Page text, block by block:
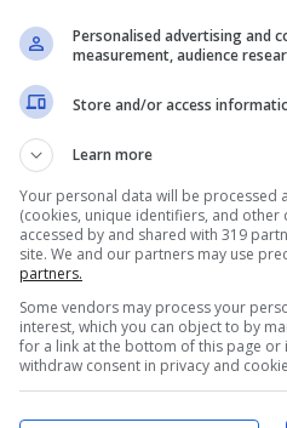
buon ciclo dei rifiuti oltre
di costruire un
di De Magistris si è battuta
a Napoli
Personalised advertising and
measurement, audience
Store and/or access
Learn more
Your personal data will be processed
(cookies, unique identifiers, and other
accessed by and shared with 319
site. We and our partners may use
partners.
Some vendors may process your
interest, which you can object to by
for a link at the bottom of this page or
withdraw consent in privacy and